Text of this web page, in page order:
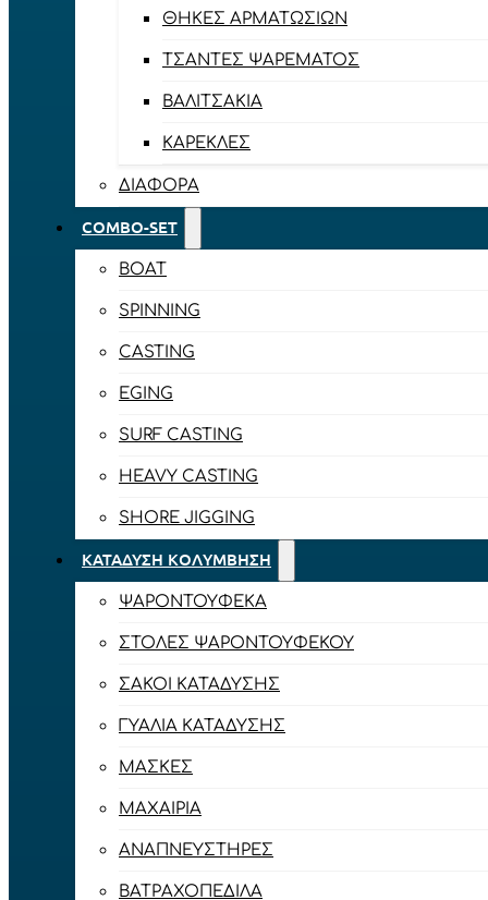
ΘΉΚΕΣ ΑΡΜΑΤΩΣΙΏΝ
ΤΣΆΝΤΕΣ ΨΑΡΈΜΑΤΟΣ
ΒΑΛΙΤΣΆΚΙΑ
ΚΑΡΈΚΛΕΣ
ΔΙΆΦΟΡΑ
COMBO-SET
BOAT
SPINNING
CASTING
EGING
SURF CASTING
HEAVY CASTING
SHORE JIGGING
ΚΑΤΆΔΥΣΗ ΚΟΛΎΜΒΗΣΗ
ΨΑΡΟΝΤΟΎΦΕΚΑ
ΣΤΟΛΈΣ ΨΑΡΟΝΤΟΎΦΕΚΟΥ
ΣΆΚΟΙ ΚΑΤΆΔΥΣΗΣ
ΓΥΑΛΙΆ ΚΑΤΆΔΥΣΗΣ
ΜΆΣΚΕΣ
ΜΑΧΑΊΡΙΑ
ΑΝΑΠΝΕΥΣΤΉΡΕΣ
ΒΑΤΡΑΧΟΠΈΔΙΛΑ